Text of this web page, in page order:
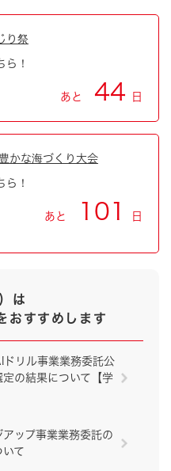
り祭
ら！
あと 44 日
かな海づくり大会
ら！
あと 101 日
は
おすすめします
リル事業業務委託公
の結果について【学
ップ事業業務委託の
いて